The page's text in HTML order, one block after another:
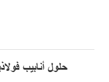
حلول أنابيب